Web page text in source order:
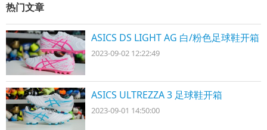
热门文章
ASICS DS LIGHT AG 白/粉色足球鞋开箱
2023-09-02 12:22:49
ASICS ULTREZZA 3 足球鞋开箱
2023-09-01 14:50:00